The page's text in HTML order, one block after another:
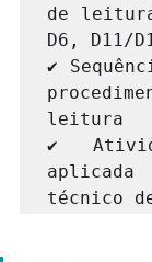
de
D6, D11/
✔
leitura
✔
técnico